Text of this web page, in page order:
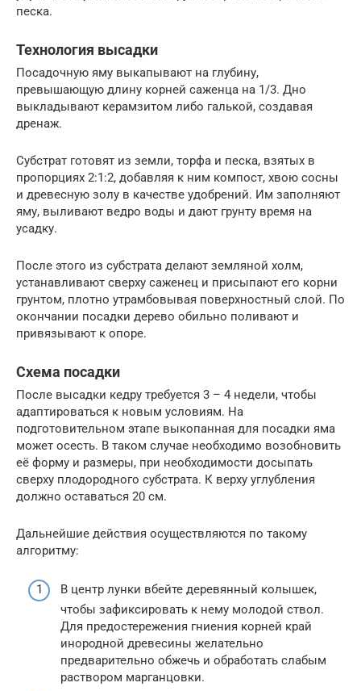
песка.
Технология высадки
Посадочную яму выкапывают на глубину,
превышающую длину корней саженца на 1/3. Дно
выкладывают керамзитом либо галькой, создавая
дренаж.
Субстрат готовят из земли, торфа и песка, взятых в
пропорциях 2:1:2, добавляя к ним компост, хвою сосны
и древесную золу в качестве удобрений. Им заполняют
яму, выливают ведро воды и дают грунту время на
усадку.
После этого из субстрата делают земляной холм,
устанавливают сверху саженец и присыпают его корни
грунтом, плотно утрамбовывая поверхностный слой. По
окончании посадки дерево обильно поливают и
привязывают к опоре.
Схема посадки
После высадки кедру требуется 3 – 4 недели, чтобы
адаптироваться к новым условиям. На
подготовительном этапе выкопанная для посадки яма
может осесть. В таком случае необходимо возобновить
её форму и размеры, при необходимости досыпать
сверху плодородного субстрата. К верху углубления
должно оставаться 20 см.
Дальнейшие действия осуществляются по такому
алгоритму:
В центр лунки вбейте деревянный колышек,
чтобы зафиксировать к нему молодой ствол.
Для предостережения гниения корней край
инородной древесины желательно
предварительно обжечь и обработать слабым
раствором марганцовки.